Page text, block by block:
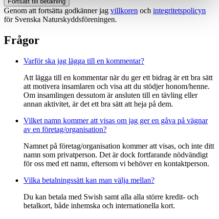
Genom att fortsätta godkänner jag villkoren och integritetspolicyn
för Svenska Naturskyddsföreningen.
Frågor
Varför ska jag lägga till en kommentar?
Att lägga till en kommentar när du ger ett bidrag är ett bra sätt
att motivera insamlaren och visa att du stödjer honom/henne.
Om insamlingen dessutom är ansluten till en tävling eller
annan aktivitet, är det ett bra sätt att heja på dem.
Vilket namn kommer att visas om jag ger en gåva på vägnar
av en företag/organisation?
Namnet på företag/organisation kommer att visas, och inte ditt
namn som privatperson. Det är dock fortfarande nödvändigt
för oss med ett namn, eftersom vi behöver en kontaktperson.
Vilka betalningssätt kan man välja mellan?
Du kan betala med Swish samt alla alla större kredit- och
betalkort, både inhemska och internationella kort.